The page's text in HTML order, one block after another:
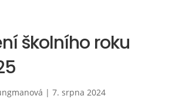
školního roku
| 7. srpna 2024